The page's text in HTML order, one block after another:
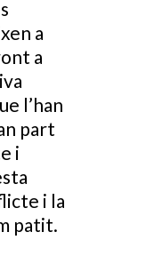
a
a
l’han
part
i
i la
patit.